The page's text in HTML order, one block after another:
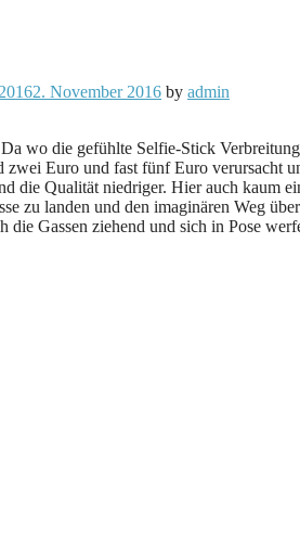
2. November 2016 by admin
wo die gefühlte Selfie-Stick
zwei Euro und fast fünf Euro verursacht
die Qualität niedriger. Hier auch kaum
zu landen und den imaginären Weg
die Gassen ziehend und sich in Pose